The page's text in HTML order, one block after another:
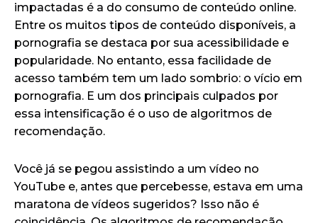
impactadas é a do consumo de conteúdo online.
Entre os muitos tipos de conteúdo disponíveis, a
pornografia se destaca por sua acessibilidade e
popularidade. No entanto, essa facilidade de
acesso também tem um lado sombrio: o vício em
pornografia. E um dos principais culpados por
essa intensificação é o uso de algoritmos de
recomendação.
Você já se pegou assistindo a um vídeo no
YouTube e, antes que percebesse, estava em uma
maratona de vídeos sugeridos? Isso não é